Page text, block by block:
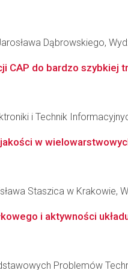
Dąbrowskiego,
CAP do bardzo szybkiej
i Technik
w
Staszica w Krakowie,
i aktywności
Problemów